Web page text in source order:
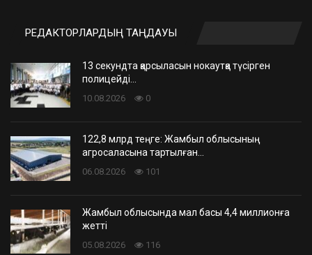
РЕДАКТОРЛАРДЫҢ ТАҢДАУЫ
13 секундта қарсыласын нокаутқа түсірген
полицейді…
10.08.2026 0
122,8 млрд теңге: Жамбыл облысының
агросаласына тартылған…
06.08.2026 101
Жамбыл облысында мал басы 4,4 миллионға
жетті
05.08.2026 116